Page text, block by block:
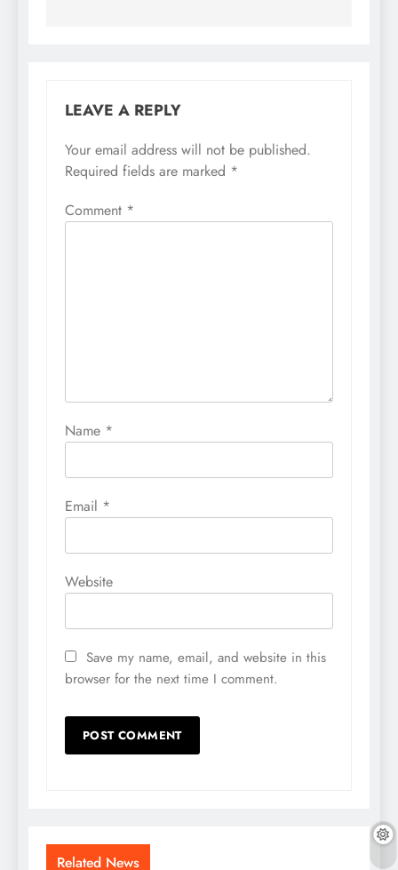
LEAVE A REPLY
Your email address will not be published.
Required fields are marked *
Comment *
Name *
Email *
Website
Save my name, email, and website in this
browser for the next time I comment.
Related News